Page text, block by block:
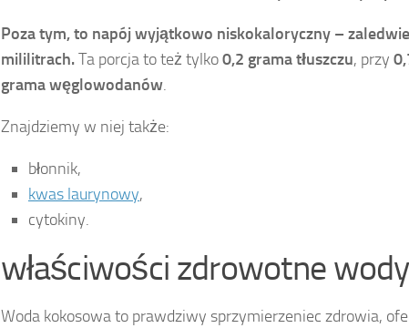
Poza tym, to napój wyjątkowo niskokaloryczny –
mililitrach.Ta porcja to też tylko0,2 grama tłuszczu, przy
grama węglowodanów.
Znajdziemy w niej także:
błonnik,
kwas laurynowy,
cytokiny.
właściwości zdrowotne
Woda kokosowa to prawdziwy sprzymierzeniec zdrowia,